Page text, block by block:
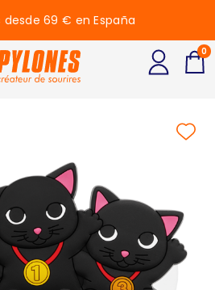
desde 69 € en España
0